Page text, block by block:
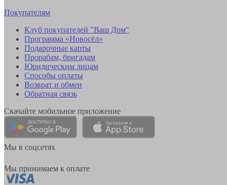
Покупателям
Клуб покупателей "Ваш Дом"
Программа «Новосёл»
Подарочные карты
Прорабам, бригадам
Юридическим лицам
Способы оплаты
Возврат и обмен
Обратная связь
Скачайте мобильное приложение
Мы в соцсетях
Мы принимаем к оплате